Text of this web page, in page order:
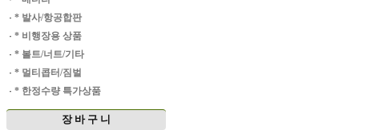
· * 발사/항공합판
· * 비행장용 상품
· * 볼트/너트/기타
· * 멀티콥터/짐벌
· * 한정수량 특가상품
장 바 구 니